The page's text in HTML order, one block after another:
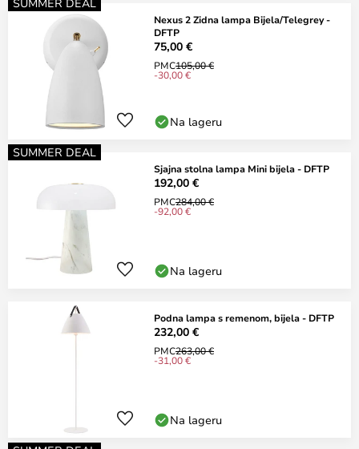
Nexus 2 Zidna lampa Bijela/Telegrey -
DFTP
75,00 €
PMC105,00 €
-30,00 €
Na lageru
SUMMER DEAL
Sjajna stolna lampa Mini bijela - DFTP
192,00 €
PMC284,00 €
-92,00 €
Na lageru
Podna lampa s remenom, bijela - DFTP
232,00 €
PMC263,00 €
-31,00 €
Na lageru